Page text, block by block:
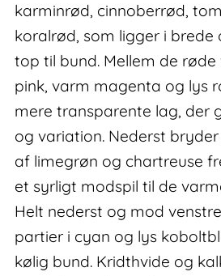
karminrød, cinnoberrød,
koralrød, som ligger i
top til bund. Mellem de
pink, varm magenta og lys
mere transparente lag, der
og variation. Nederst
af limegrøn og chartreuse
et syrligt modspil til de
Helt nederst og mod
partier i cyan og lys
kølig bund. Kridthvide og